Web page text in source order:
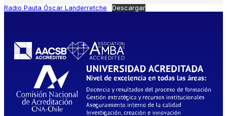
Radio Pauta Óscar Landerretche Descargar